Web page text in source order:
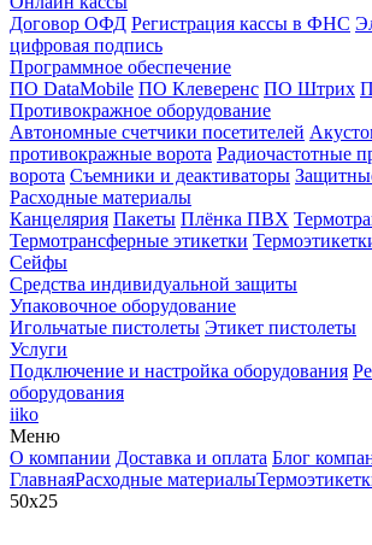
Договор ОФД Регистрация кассы в ФНС
цифровая подпись
Программное обеспечение
ПО DataMobile ПО Клеверенс ПО Штрих
Противокражное оборудование
Автономные счетчики посетителей
противокражные ворота Радиочастотные
ворота Съемники и деактиваторы
Расходные материалы
Канцелярия Пакеты Плёнка ПВХ
Термотрансферные этикетки
Сейфы
Средства индивидуальной защиты
Упаковочное оборудование
Игольчатые пистолеты Этикет пистолеты
Услуги
Подключение и настройка оборудования
оборудования
iiko
Меню
О компании Доставка и оплата Блог
ГлавнаяРасходные материалы
50x25